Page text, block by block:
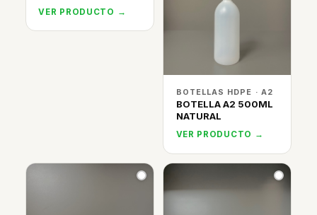
VER PRODUCTO →
BOTELLAS HDPE · A2
BOTELLA A2 500ML
NATURAL
VER PRODUCTO →